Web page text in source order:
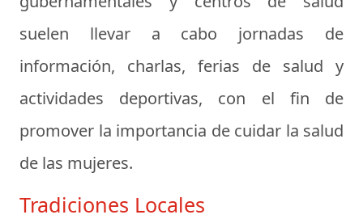
suelen llevar a cabo jornadas de
información, charlas, ferias de salud y
actividades deportivas, con el fin de
promover la importancia de cuidar la salud
de las mujeres.
Tradiciones Locales